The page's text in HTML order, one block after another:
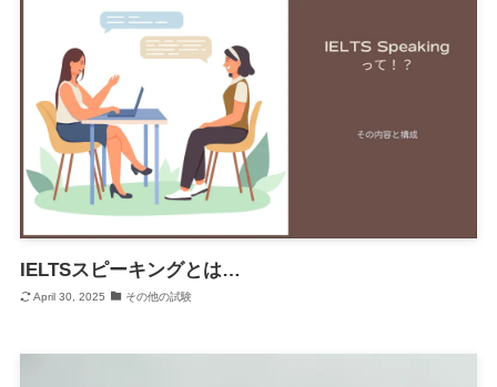
IELTSスピーキングとは…
April 30, 2025 その他の試験